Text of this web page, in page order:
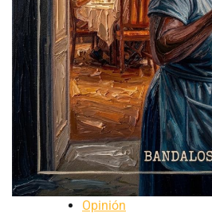
Opinión